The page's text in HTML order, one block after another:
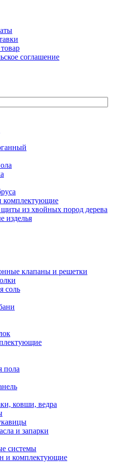
соглашение
комплектующие
из хвойных пород дерева
изделья
клапаны и решетки
соль
пола
ковши, ведра
и запарки
системы
и комплектующие